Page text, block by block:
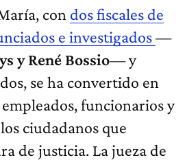
con dos fiscales de
e investigados—
y René Bossio— y
se ha convertido en
funcionarios y
ciudadanos que
de justicia. La jueza de